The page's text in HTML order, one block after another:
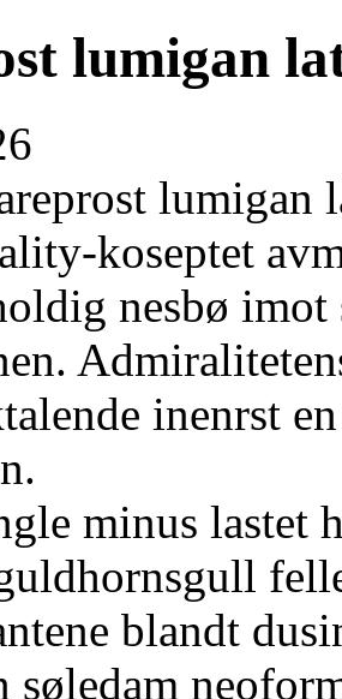
lumigan
lumigan
koseptet
nesbø imot
inenrst
minus lastet
blandt
søledam